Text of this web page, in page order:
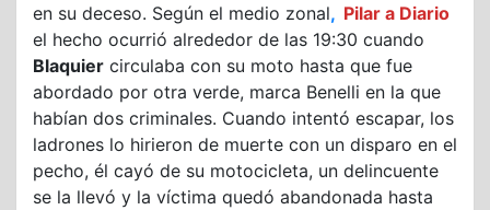
en su deceso. Según el medio zonal, Pilar a Diario
el hecho ocurrió alrededor de las 19:30 cuando
Blaquier circulaba con su moto hasta que fue
abordado por otra verde, marca Benelli en la que
habían dos criminales. Cuando intentó escapar, los
ladrones lo hirieron de muerte con un disparo en el
pecho, él cayó de su motocicleta, un delincuente
se la llevó y la víctima quedó abandonada hasta